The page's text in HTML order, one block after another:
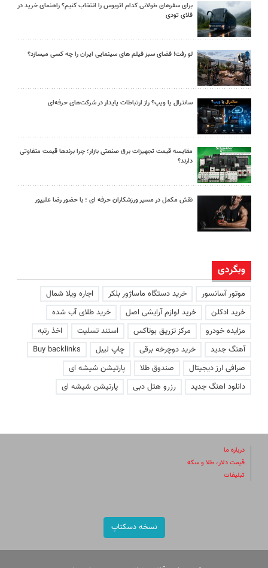
برای سفرهای طولانی کدام اتوبوس را انتخاب کنیم؟ راهنمای خرید در
فلای تودی
لو رفت! فضای سبز فیلم های سینمایی ایران را چه کسی میسازد؟
سانترال یا ویپ؟ راز ارتباطات پایدار در شرکت‌های حرفه‌ای
مقایسه قیمت تجهیزات برق صنعتی بازار؛ چرا برندها قیمت متفاوتی
دارند؟
نقش مکمل در مسیر ورزشکاران حرفه ای ؛ با حضور رضا علیپور
وبگردی
موتور آسانسور خرید دستگاه ماساژور بلکر
اجاره ویلا شمال
خرید ادکلن
خرید لوازم آرایشی اصل
خرید طلای آب شده
مزایده خودرو
مرکز تزریق بوتاکس استند تسلیت
اخذ رتبه
آهنگ جدید
خرید دوچرخه برقی چاپ لیبل
Buy backlinks
صرافی ارز دیجیتال
صندوق طلا
پارتیشن شیشه ای
دانلود اهنگ جدید
رزرو هتل دبی پارتیشن شیشه ای
درباره ما
قیمت دلار، طلا و سکه
تبلیغات
نسخه دسکتاپ